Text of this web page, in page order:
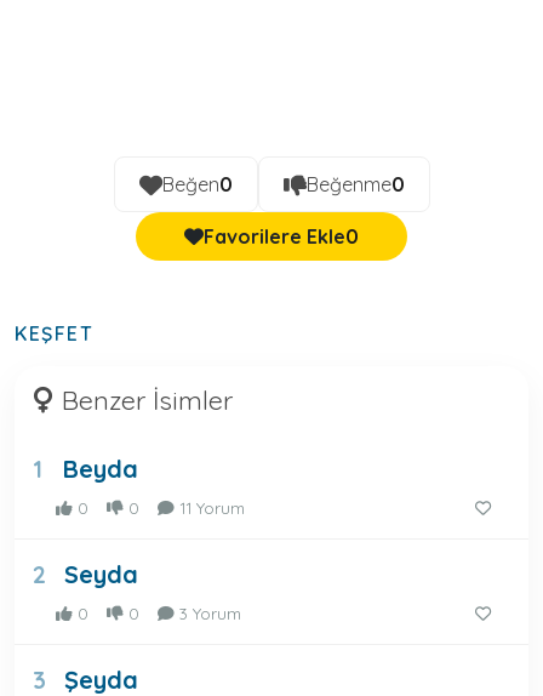
Beğen0 Beğenme0
Favorilere Ekle0
KEŞFET
Benzer İsimler
1 Beyda
0 0 11 Yorum
2 Seyda
0 0 3 Yorum
3 Şeyda